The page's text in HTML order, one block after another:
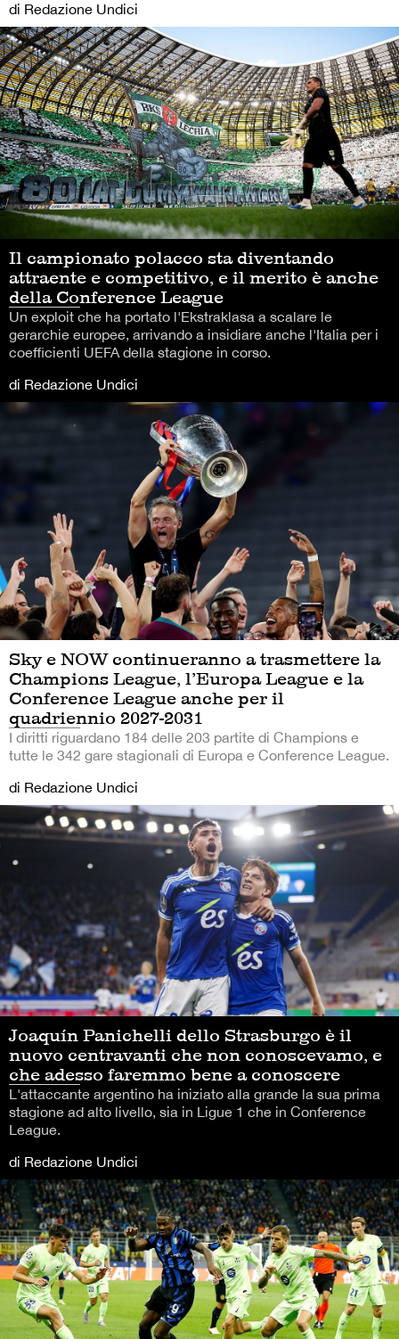
di Redazione Undici
Il campionato polacco sta diventando
attraente e competitivo, e il merito è anche
della Conference League
Un exploit che ha portato l'Ekstraklasa a scalare le
gerarchie europee, arrivando a insidiare anche l'Italia per i
coefficienti UEFA della stagione in corso.
di Redazione Undici
Sky e NOW continueranno a trasmettere la
Champions League, l’Europa League e la
Conference League anche per il
quadriennio 2027-2031
I diritti riguardano 184 delle 203 partite di Champions e
tutte le 342 gare stagionali di Europa e Conference League.
di Redazione Undici
Joaquín Panichelli dello Strasburgo è il
nuovo centravanti che non conoscevamo, e
che adesso faremmo bene a conoscere
L'attaccante argentino ha iniziato alla grande la sua prima
stagione ad alto livello, sia in Ligue 1 che in Conference
League.
di Redazione Undici